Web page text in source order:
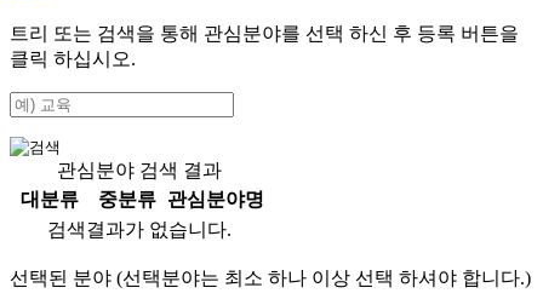
트리 또는 검색을 통해 관심분야를 선택 하신 후 등록 버튼을
클릭 하십시오.
관심분야 검색 결과
대분류
중분류
관심분야명
검색결과가 없습니다.
선택된 분야 (선택분야는 최소 하나 이상 선택 하셔야 합니다.)